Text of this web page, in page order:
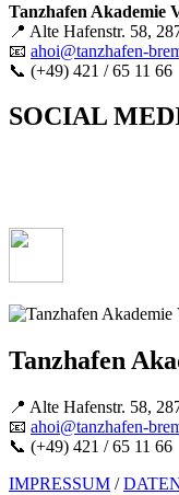
Tanzhafen Akademie
📍 Alte Hafenstr. 58,
📧 ahoi@tanzhafen-
📞 (+49) 421 / 65 11 66
SOCIAL
Tanzhafen
📍 Alte Hafenstr. 58,
📧 ahoi@tanzhafen-
📞 (+49) 421 / 65 11 66
IMPRESSUM /